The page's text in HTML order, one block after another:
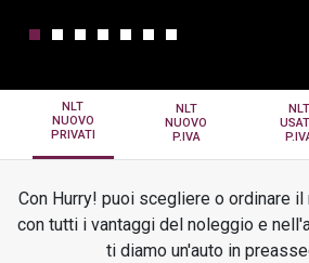
NLT
NUOVO
PRIVATI
NLT
NUOVO
P.IVA
NLT
Con Hurry! puoi scegliere o ordinare
con tutti i vantaggi del noleggio e
ti diamo un'auto in